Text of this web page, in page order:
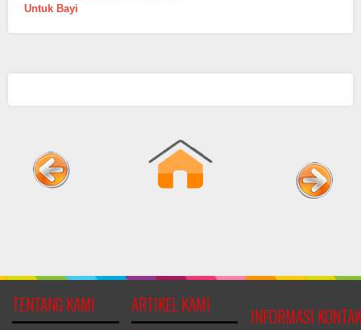
Untuk Bayi
TENTANG KAMI ARTIKEL KAMI
INFORMASI KONTAK